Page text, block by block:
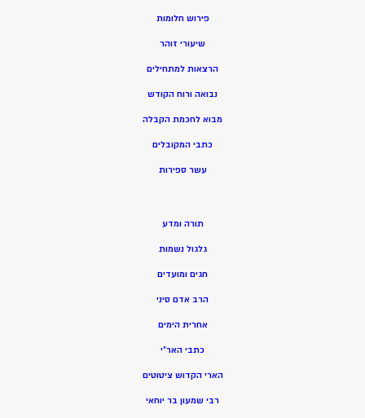
פירוש חלומות
שיעורי זוהר
הרצאות למתחילים
נבואה ורוח הקודש
מבוא לחכמת הקבלה
כתבי המקובלים
עשר ספירות
תורה ומדע
גלגול נשמות
חגים ומועדים
הרב אדם סיני
אחרית הימים
כתבי האר”י
הארי הקדוש ציטוטים
רבי שמעון בר יוחאי